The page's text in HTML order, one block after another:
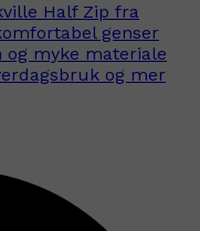
Half Zip fra
genser
myke materiale
og mer